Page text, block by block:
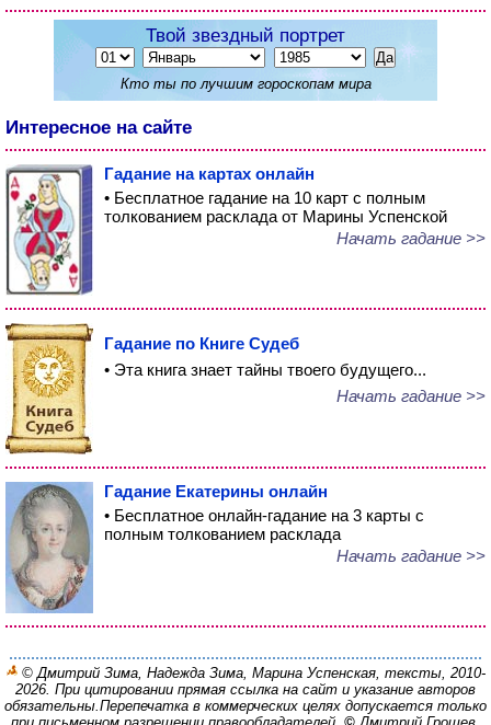
Твой звездный портрет
Кто ты по лучшим гороскопам мира
Интересное на сайте
Гадание на картах онлайн
• Бесплатное гадание на 10 карт с полным
толкованием расклада от Марины Успенской
Начать гадание >>
Гадание по Книге Судеб
• Эта книга знает тайны твоего будущего...
Начать гадание >>
Гадание Екатерины онлайн
• Бесплатное онлайн-гадание на 3 карты с
полным толкованием расклада
Начать гадание >>
© Дмитрий Зима, Надежда Зима, Марина Успенская, тексты, 2010-
2026. При цитировании прямая ссылка на сайт и указание авторов
обязательны.Перепечатка в коммерческих целях допускается только